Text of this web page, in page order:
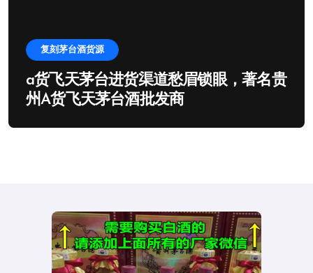
复刻茅台酒货源
a货飞天茅台进货渠道愁眉锁眼，著名贵
州A货飞天茅台酒批发商